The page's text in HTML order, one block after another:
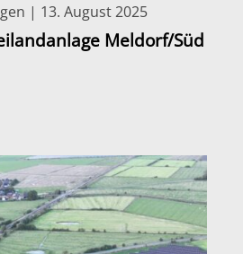
| 13. August 2025
Meldorf/Süd